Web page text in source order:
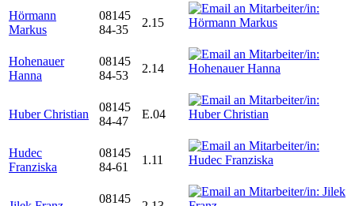
Hörmann
Markus
08145
84-35
2.15
Hohenauer
Hanna
08145
84-53
2.14
Huber Christian
08145
84-47
E.04
Hudec
Franziska
08145
84-61
1.11
08145